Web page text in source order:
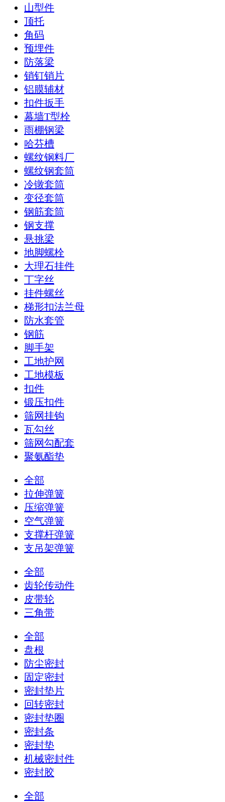
山型件
顶托
角码
预埋件
防落梁
销钉销片
铝膜辅材
扣件扳手
幕墙T型栓
雨棚钢梁
哈芬槽
螺纹钢料厂
螺纹钢套筒
冷镦套筒
变径套筒
钢筋套筒
钢支撑
悬挑梁
地脚螺栓
大理石挂件
丁字丝
挂件螺丝
梯形扣法兰母
防水套管
钢筋
脚手架
工地护网
工地模板
扣件
锻压扣件
筛网挂钩
瓦勾丝
筛网勾配套
聚氨酯垫
全部
拉伸弹簧
压缩弹簧
空气弹簧
支撑杆弹簧
支吊架弹簧
全部
齿轮传动件
皮带轮
三角带
全部
盘根
防尘密封
固定密封
密封垫片
回转密封
密封垫圈
密封条
密封垫
机械密封件
密封胶
全部